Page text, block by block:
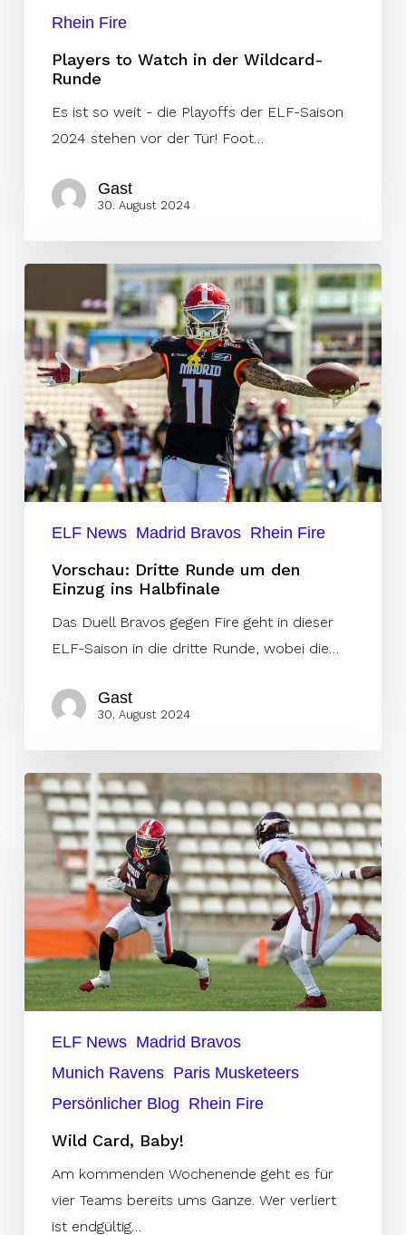
Rhein Fire
Players to Watch in der Wildcard-
Runde
Es ist so weit - die Playoffs der ELF-Saison
2024 stehen vor der Tür! Foot…
Gast
30. August 2024
Runde
um
den
Einzug
ins
Halbfinale
ELF News Madrid Bravos Rhein Fire
Vorschau: Dritte Runde um den
Einzug ins Halbfinale
Das Duell Bravos gegen Fire geht in dieser
ELF-Saison in die dritte Runde, wobei die…
Gast
30. August 2024
Wild
Card,
Baby!
ELF News Madrid Bravos
Munich Ravens Paris Musketeers
Persönlicher Blog Rhein Fire
Wild Card, Baby!
Am kommenden Wochenende geht es für
vier Teams bereits ums Ganze. Wer verliert
ist endgültig…